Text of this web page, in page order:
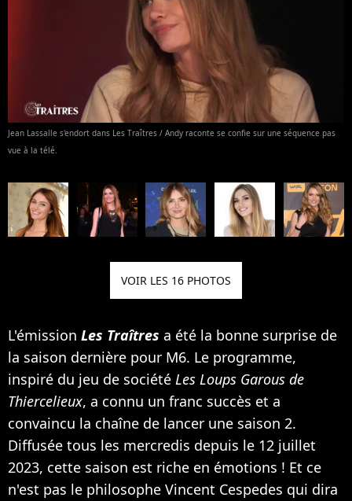
Jean Lassalle s'endort dans Les Traîtres / Andy raconte se confie sur une séquence pas
vue à la télé.
VOIR LES 16 PHOTOS
L'émission Les Traîtres a été la bonne surprise de
la saison dernière pour M6. Le programme,
inspiré du jeu de société Les Loups Garous de
Thiercelieux, a connu un franc succès et a
convaincu la chaîne de lancer une saison 2.
Diffusée tous les mercredis depuis le 12 juillet
2023, cette saison est riche en émotions ! Et ce
n'est pas le philosophe Vincent Cespedes qui dira